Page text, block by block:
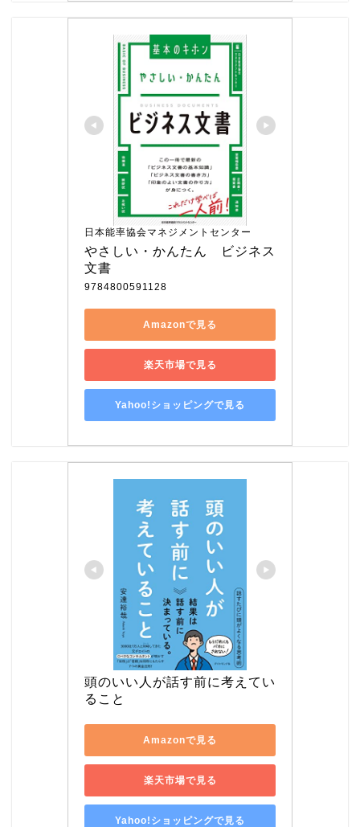
日本能率協会マネジメントセンター
やさしい・かんたん　ビジネス
文書
9784800591128
Amazonで見る
楽天市場で見る
Yahoo!ショッピングで見る
頭のいい人が話す前に考えてい
ること
Amazonで見る
楽天市場で見る
Yahoo!ショッピングで見る